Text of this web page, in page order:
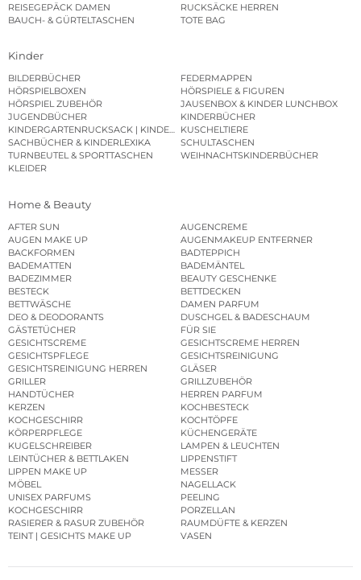
REISEGEPÄCK DAMEN
RUCKSÄCKE HERREN
BAUCH- & GÜRTELTASCHEN
TOTE BAG
Kinder
BILDERBÜCHER
FEDERMAPPEN
HÖRSPIELBOXEN
HÖRSPIELE & FIGUREN
HÖRSPIEL ZUBEHÖR
JAUSENBOX & KINDER LUNCHBOX
JUGENDBÜCHER
KINDERBÜCHER
KINDERGARTENRUCKSACK | KINDERGARTENBEUTEL
KUSCHELTIERE
SACHBÜCHER & KINDERLEXIKA
SCHULTASCHEN
TURNBEUTEL & SPORTTASCHEN
WEIHNACHTSKINDERBÜCHER
KLEIDER
Home & Beauty
AFTER SUN
AUGENCREME
AUGEN MAKE UP
AUGENMAKEUP ENTFERNER
BACKFORMEN
BADTEPPICH
BADEMATTEN
BADEMÄNTEL
BADEZIMMER
BEAUTY GESCHENKE
BESTECK
BETTDECKEN
BETTWÄSCHE
DAMEN PARFUM
DEO & DEODORANTS
DUSCHGEL & BADESCHAUM
GÄSTETÜCHER
FÜR SIE
GESICHTSCREME
GESICHTSCREME HERREN
GESICHTSPFLEGE
GESICHTSREINIGUNG
GESICHTSREINIGUNG HERREN
GLÄSER
GRILLER
GRILLZUBEHÖR
HANDTÜCHER
HERREN PARFUM
KERZEN
KOCHBESTECK
KOCHGESCHIRR
KOCHTÖPFE
KÖRPERPFLEGE
KÜCHENGERÄTE
KUGELSCHREIBER
LAMPEN & LEUCHTEN
LEINTÜCHER & BETTLAKEN
LIPPENSTIFT
LIPPEN MAKE UP
MESSER
MÖBEL
NAGELLACK
UNISEX PARFUMS
PEELING
KOCHGESCHIRR
PORZELLAN
RASIERER & RASUR ZUBEHÖR
RAUMDÜFTE & KERZEN
TEINT | GESICHTS MAKE UP
VASEN